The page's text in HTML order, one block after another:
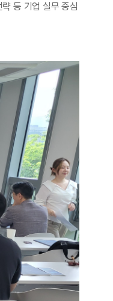
등 기업 실무 중심